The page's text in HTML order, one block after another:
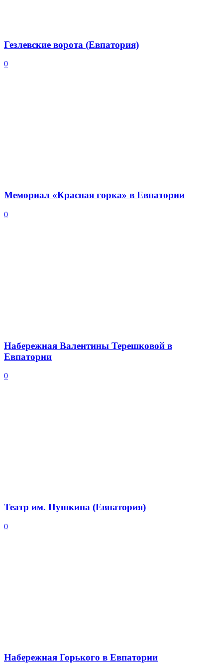
Гезлевские ворота (Евпатория)
0
Мемориал «Красная горка» в Евпатории
0
Набережная Валентины Терешковой в
Евпатории
0
Театр им. Пушкина (Евпатория)
0
Набережная Горького в Евпатории